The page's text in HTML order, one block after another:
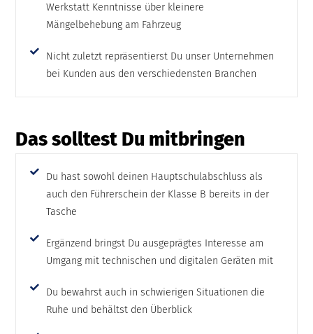
Werkstatt Kenntnisse über kleinere
Mängelbehebung am Fahrzeug
Nicht zuletzt repräsentierst Du unser Unternehmen
bei Kunden aus den verschiedensten Branchen
Das solltest Du mitbringen
Du hast sowohl deinen Hauptschulabschluss als
auch den Führerschein der Klasse B bereits in der
Tasche
Ergänzend bringst Du ausgeprägtes Interesse am
Umgang mit technischen und digitalen Geräten mit
Du bewahrst auch in schwierigen Situationen die
Ruhe und behältst den Überblick